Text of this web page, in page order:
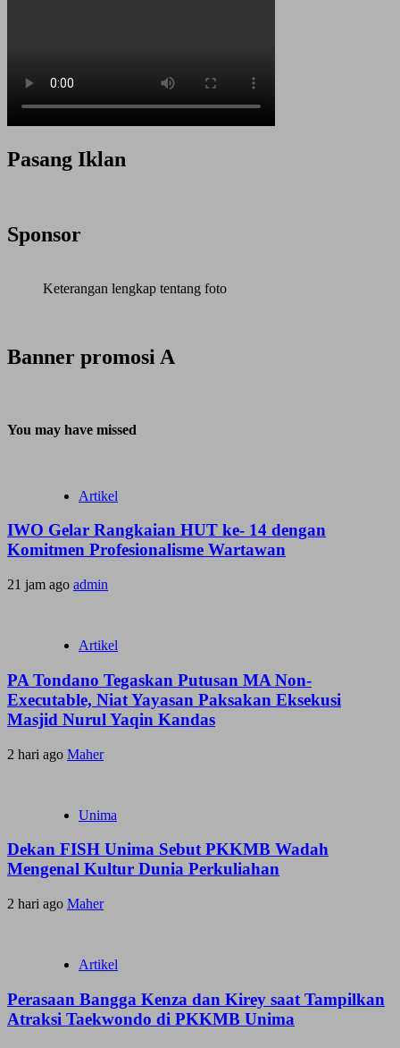
Pasang Iklan
Sponsor
Keterangan lengkap tentang foto
Banner promosi A
You may have missed
Artikel
IWO Gelar Rangkaian HUT ke- 14 dengan
Komitmen Profesionalisme Wartawan
21 jam ago admin
Artikel
PA Tondano Tegaskan Putusan MA Non-
Executable, Niat Yayasan Paksakan Eksekusi
Masjid Nurul Yaqin Kandas
2 hari ago Maher
Unima
Dekan FISH Unima Sebut PKKMB Wadah
Mengenal Kultur Dunia Perkuliahan
2 hari ago Maher
Artikel
Perasaan Bangga Kenza dan Kirey saat Tampilkan
Atraksi Taekwondo di PKKMB Unima